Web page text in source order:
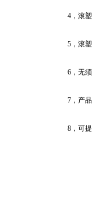
4，滚
5，滚
6，无
7，产
8，可